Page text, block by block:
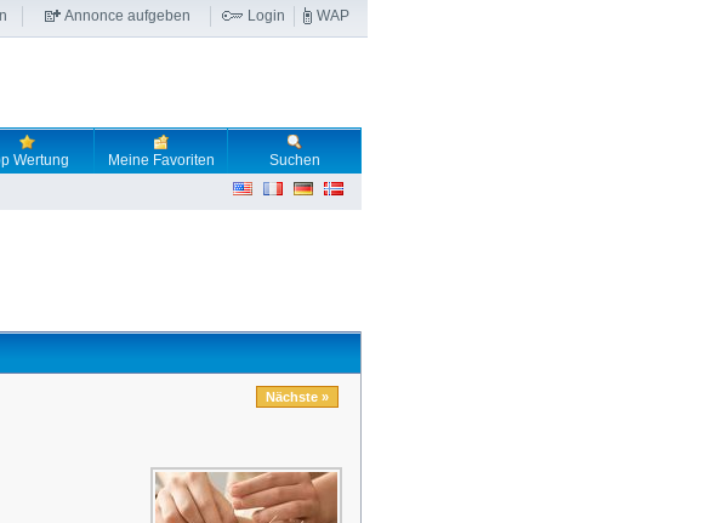
Annonce aufgeben Login WAP
Wertung Meine Favoriten
Suchen
Nächste »